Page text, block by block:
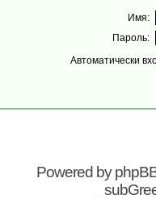
Имя:
Пароль:
Автоматически
Powered by